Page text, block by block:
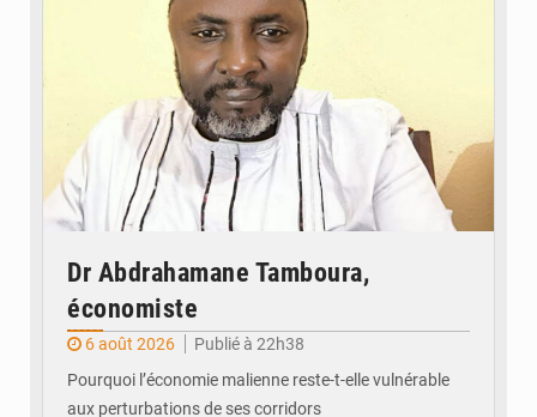
Dr Abdrahamane Tamboura,
économiste
6 août 2026
Publié à 22h38
Pourquoi l’économie malienne reste-t-elle vulnérable
aux perturbations de ses corridors